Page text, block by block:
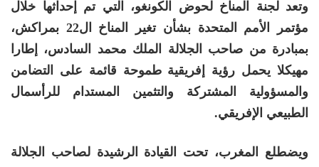
وتعد لجنة المناخ لحوض الكونغو، التي تم إحداثها خلال
مؤتمر الأمم المتحدة بشأن تغير المناخ ال22 بمراكش،
بمبادرة من صاحب الجلالة الملك محمد السادس، إطارا
مهيكلا يحمل رؤية إفريقية طموحة قائمة على التضامن
والمسؤولية المشتركة والتثمين المستدام للرأسمال
الطبيعي الإفريقي.
ويضطلع المغرب، تحت القيادة الرشيدة لصاحب الجلالة